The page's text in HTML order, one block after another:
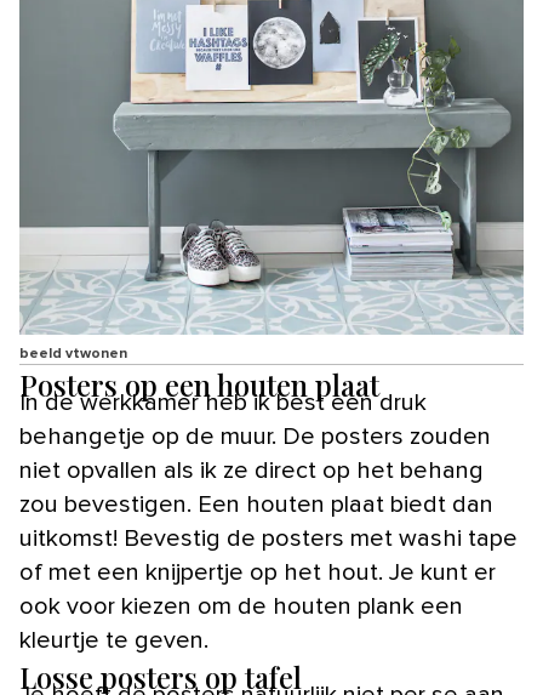
beeld vtwonen
Posters op een houten plaat
In de werkkamer heb ik best een druk
behangetje op de muur. De posters zouden
niet opvallen als ik ze direct op het behang
zou bevestigen. Een houten plaat biedt dan
uitkomst! Bevestig de posters met washi tape
of met een knijpertje op het hout. Je kunt er
ook voor kiezen om de houten plank een
kleurtje te geven.
Losse posters op tafel